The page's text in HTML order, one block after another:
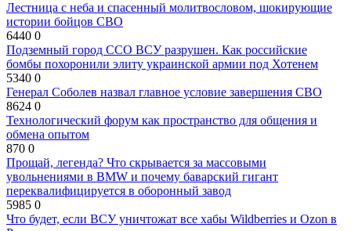
Лестница с неба и спасенный молитвословом, шокирующие
истории бойцов СВО
6440 0
Подземный город ССО ВСУ разрушен. Как российские
бомбы похоронили элиту украинской армии под Хотенем
5340 0
Генерал Соболев назвал главное условие завершения СВО
8624 0
Технологический форум как пространство для общения и
обмена опытом
870 0
Прощай, легенда? Что скрывается за массовыми
увольнениями в BMW и почему баварский гигант
переквалифицируется в оборонный завод
5985 0
Что будет, если ВСУ уничтожат все хабы Wildberries и Ozon в